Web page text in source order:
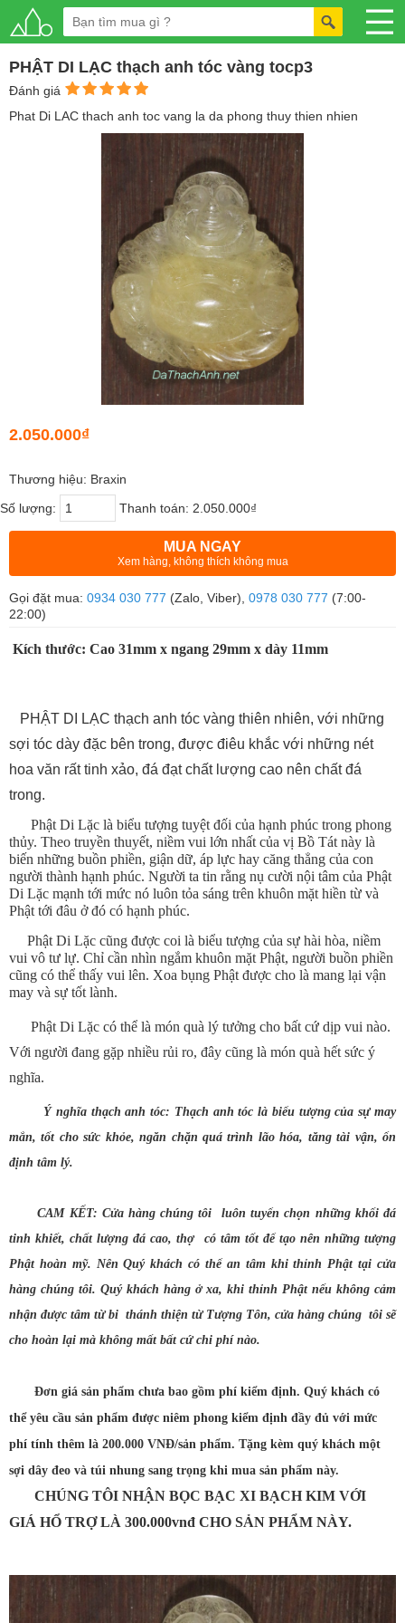
PHẬT DI LẠC thạch anh tóc vàng tocp3
Đánh giá
Phat Di LAC thach anh toc vang la da phong thuy thien nhien
2.050.000₫
Thương hiệu: Braxin
Số lượng:
Thanh toán: 2.050.000₫
MUA NGAY
Xem hàng, không thích không mua
Gọi đặt mua: 0934 030 777 (Zalo, Viber), 0978 030 777 (7:00-
22:00)
Kích thước: Cao 31mm x ngang 29mm x dày 11mm
PHẬT DI LẠC thạch anh tóc vàng thiên nhiên, với những
sợi tóc dày đặc bên trong, được điêu khắc với những nét
hoa văn rất tinh xảo, đá đạt chất lượng cao nên chất đá
trong.
Phật Di Lặc là biểu tượng tuyệt đối của hạnh phúc trong phong
thủy. Theo truyền thuyết, niềm vui lớn nhất của vị Bồ Tát này là
biến những buồn phiền, giận dữ, áp lực hay căng thẳng của con
người thành hạnh phúc. Người ta tin rằng nụ cười nội tâm của Phật
Di Lặc mạnh tới mức nó luôn tỏa sáng trên khuôn mặt hiền từ và
Phật tới đâu ở đó có hạnh phúc.
Phật Di Lặc cũng được coi là biểu tượng của sự hài hòa, niềm
vui vô tư lự. Chỉ cần nhìn ngắm khuôn mặt Phật, người buồn phiền
cũng có thể thấy vui lên. Xoa bụng Phật được cho là mang lại vận
may và sự tốt lành.
Phật Di Lặc có thể là món quà lý tưởng cho bất cứ dịp vui nào.
Với người đang gặp nhiều rủi ro, đây cũng là món quà hết sức ý
nghĩa.
Ý nghĩa thạch anh tóc: Thạch anh tóc là biểu tượng của sự may
mắn, tốt cho sức khỏe, ngăn chặn quá trình lão hóa, tăng tài vận, ổn
định tâm lý.
CAM KẾT: Cửa hàng chúng tôi luôn tuyển chọn những khối đá
tinh khiết, chất lượng đá cao, thợ có tâm tốt để tạo nên những tượng
Phật hoàn mỹ. Nên Quý khách có thể an tâm khi thỉnh Phật tại cửa
hàng chúng tôi. Quý khách hàng ở xa, khi thỉnh Phật nếu không cảm
nhận được tâm từ bi thánh thiện từ Tượng Tôn, cửa hàng chúng tôi sẽ
cho hoàn lại mà không mất bất cứ chi phí nào.
Đơn giá sản phẩm chưa bao gồm phí kiểm định. Quý khách có
thể yêu cầu sản phẩm được niêm phong kiểm định đầy đủ với mức
phí tính thêm là 200.000 VNĐ/sản phẩm. Tặng kèm quý khách một
sợi dây đeo và túi nhung sang trọng khi mua sản phẩm này.
CHÚNG TÔI NHẬN BỌC BẠC XI BẠCH KIM VỚI
GIÁ HỔ TRỢ LÀ 300.000vnđ CHO SẢN PHẨM NÀY.